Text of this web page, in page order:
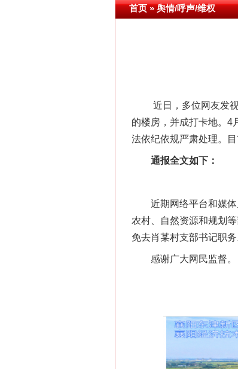
首页»舆情/呼声/维权
近日，多位网友发视
的楼房，并成打卡地。4
法依纪依规严肃处理。
通报全文如下：
近期网络平台和媒体
农村、自然资源和规划
免去肖某村支部书记职
感谢广大网民监督。